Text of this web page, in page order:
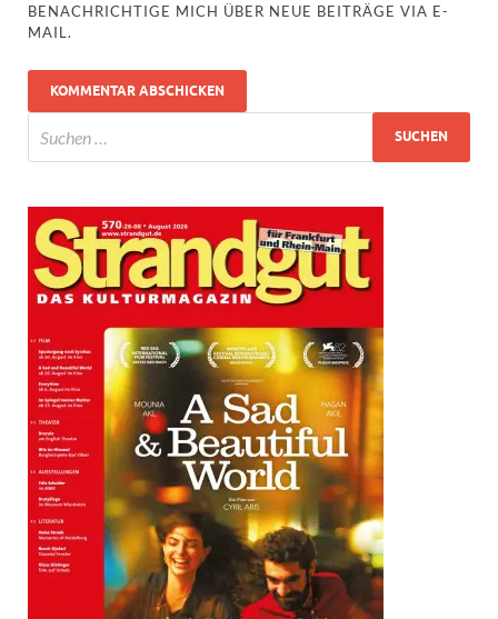
BENACHRICHTIGE MICH ÜBER NEUE BEITRÄGE VIA E-
MAIL.